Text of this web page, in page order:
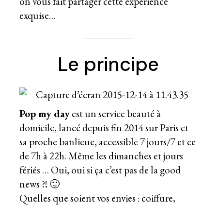
exquise…
Le principe
Pop my dayest un service beauté à
domicile, lancé depuis fin 2014 sur Paris et
sa proche banlieue, accessible 7 jours/7 et ce
de 7h à 22h. Même les dimanches et jours
fériés … Oui, oui si ça c’est pas de la good
news ?! 🙂
Quelles que soient vos envies : coiffure,